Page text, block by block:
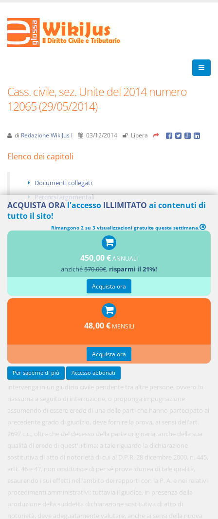
Cass. civile, sez. Unite del 2014 numero
12065 (29/05/2014)
di Redazione WikiJus I 03/12/2014 Libera
Elenco dei capitoli
Documenti collegati
Percorsi argomentali
intervenga in un giudizio civile pendente tra altre persone, ovvero lo
riassuma a seguito di interruzione, o proponga impugnazione
assumendo di essere erede di una delle parti che hanno partecipato al
precedente grado di giudizio, deve fornire la prova, ai sensi dell'art.
2697 c.c., oltre che del decesso della parte originaria, anche della sua
qualità di erede di quest'ultima; a tale riguardo la dichiarazione
sostitutiva di atto di notorietà di cui al D.P.R. 28 dicembre 2000, n. 445,
artt. 46 e 47, non costituisce di per sé prova idonea di tale qualità,
esaurendo i sui effetti nell'ambito dei rapporti con la P. A. e nei relativi
procedimenti amministrativi; tuttavia il giudice, in presenza della
produzione della suddetta dichiarazione sostitutiva di atto di
notorietà, deve adeguatamente valutare, anche ai sensi della nuova
ACQUISTA ORA l'accesso ILLIMITATO ai contenuti di
tutto il sito!
Rimangono 2 su 3 visualizzazioni gratuite questa settimana.
450,00 €ANNUALI
anziché570.00€, risparmi il 21%!
Acquista ora
48,00 € MENSILI
Acquista ora
Per saperne di più Accesso abbonati